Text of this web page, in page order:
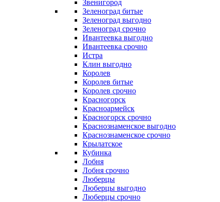
Звенигород
Зеленоград битые
Зеленоград выгодно
Зеленоград срочно
Ивантеевка выгодно
Ивантеевка срочно
Истра
Клин выгодно
Королев
Королев битые
Королев срочно
Красногорск
Красноармейск
Красногорск срочно
Краснознаменское выгодно
Краснознаменское срочно
Крылатское
Кубинка
Лобня
Лобня срочно
Люберцы
Люберцы выгодно
Люберцы срочно